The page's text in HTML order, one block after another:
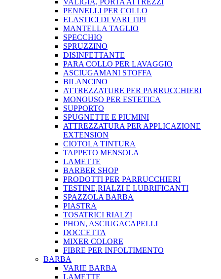
VALIGIA, PORTA ATTREZZI
PENNELLI PER COLLO
ELASTICI DI VARI TIPI
MANTELLA TAGLIO
SPECCHIO
SPRUZZINO
DISINFETTANTE
PARA COLLO PER LAVAGGIO
ASCIUGAMANI STOFFA
BILANCINO
ATTREZZATURE PER PARRUCCHIERI
MONOUSO PER ESTETICA
SUPPORTO
SPUGNETTE E PIUMINI
ATTREZZATURA PER APPLICAZIONE
EXTENSION
CIOTOLA TINTURA
TAPPETO MENSOLA
LAMETTE
BARBER SHOP
PRODOTTI PER PARRUCCHIERI
TESTINE,RIALZI E LUBRIFICANTI
SPAZZOLA BARBA
PIASTRA
TOSATRICI RIALZI
PHON, ASCIUGACAPELLI
DOCCETTA
MIXER COLORE
FIBRE PER INFOLTIMENTO
BARBA
VARIE BARBA
LAMETTE